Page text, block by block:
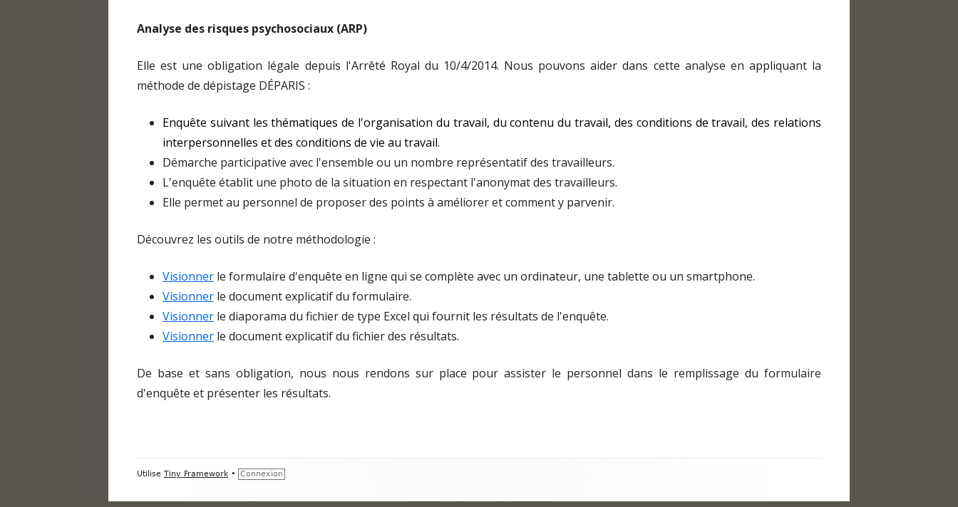
CONFLITS
Analyse des risques psychosociaux (ARP)
Elle est une obligation légale depuis l'Arrêté Royal du 10/4/2014. Nous pouvons aider dans cette analyse en appliquant la
méthode de dépistage DÉPARIS :
Enquête suivant les thématiques de l'organisation du travail, du contenu du travail, des conditions de travail, des relations
interpersonnelles et des conditions de vie au travail.
Démarche participative avec l'ensemble ou un nombre représentatif des travailleurs.
L'enquête établit une photo de la situation en respectant l'anonymat des travailleurs.
Elle permet au personnel de proposer des points à améliorer et comment y parvenir.
Découvrez les outils de notre méthodologie :
Visionner le formulaire d'enquête en ligne qui se complète avec un ordinateur, une tablette ou un smartphone.
Visionner le document explicatif du formulaire.
Visionner le diaporama du fichier de type Excel qui fournit les résultats de l'enquête.
Visionner le document explicatif du fichier des résultats.
De base et sans obligation, nous nous rendons sur place pour assister le personnel dans le remplissage du formulaire
d'enquête et présenter les résultats.
Contenu
Utilise Tiny Framework • Connexion